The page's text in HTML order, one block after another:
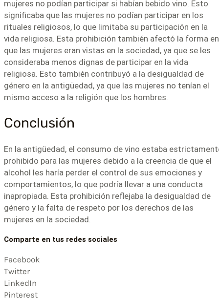
mujeres no podían participar si habían bebido vino. Esto
significaba que las mujeres no podían participar en los
rituales religiosos, lo que limitaba su participación en la
vida religiosa. Esta prohibición también afectó la forma en
que las mujeres eran vistas en la sociedad, ya que se les
consideraba menos dignas de participar en la vida
religiosa. Esto también contribuyó a la desigualdad de
género en la antigüedad, ya que las mujeres no tenían el
mismo acceso a la religión que los hombres.
Conclusión
En la antigüedad, el consumo de vino estaba
prohibido para las mujeres debido a la creencia de que el
alcohol les haría perder el control de sus emociones y
comportamientos, lo que podría llevar a una conducta
inapropiada. Esta prohibición reflejaba la desigualdad de
género y la falta de respeto por los derechos de las
mujeres en la sociedad.
Comparte en tus redes sociales
Facebook
Twitter
LinkedIn
Pinterest